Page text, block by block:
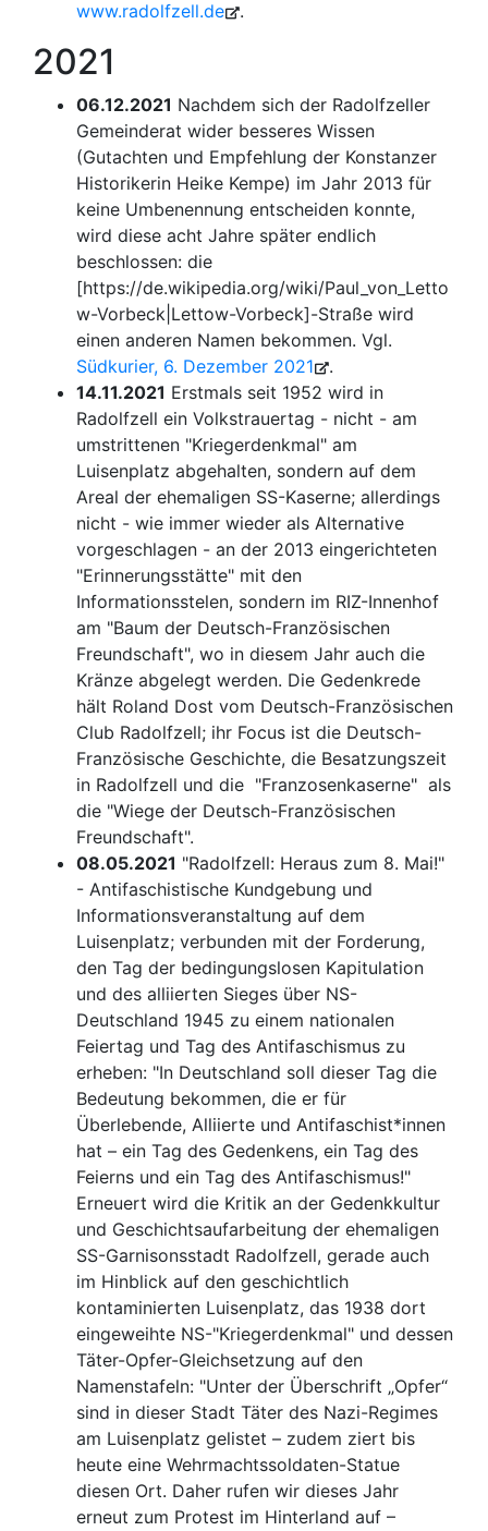
www.radolfzell.de .
2021
06.12.2021 Nachdem sich der Radolfzeller
Gemeinderat wider besseres Wissen
(Gutachten und Empfehlung der Konstanzer
Historikerin Heike Kempe) im Jahr 2013 für
keine Umbenennung entscheiden konnte,
wird diese acht Jahre später endlich
beschlossen: die
[https://de.wikipedia.org/wiki/Paul_von_Letto
w-Vorbeck|Lettow-Vorbeck]-Straße wird
einen anderen Namen bekommen. Vgl.
Südkurier, 6. Dezember 2021
.
14.11.2021 Erstmals seit 1952 wird in
Radolfzell ein Volkstrauertag - nicht - am
umstrittenen "Kriegerdenkmal" am
Luisenplatz abgehalten, sondern auf dem
Areal der ehemaligen SS-Kaserne; allerdings
nicht - wie immer wieder als Alternative
vorgeschlagen - an der 2013 eingerichteten
"Erinnerungsstätte" mit den
Informationsstelen, sondern im RIZ-Innenhof
am "Baum der Deutsch-Französischen
Freundschaft", wo in diesem Jahr auch die
Kränze abgelegt werden. Die Gedenkrede
hält Roland Dost vom Deutsch-Französischen
Club Radolfzell; ihr Focus ist die Deutsch-
Französische Geschichte, die Besatzungszeit
in Radolfzell und die "Franzosenkaserne" als
die "Wiege der Deutsch-Französischen
Freundschaft".
08.05.2021 "Radolfzell: Heraus zum 8. Mai!"
- Antifaschistische Kundgebung und
Informationsveranstaltung auf dem
Luisenplatz; verbunden mit der Forderung,
den Tag der bedingungslosen Kapitulation
und des alliierten Sieges über NS-
Deutschland 1945 zu einem nationalen
Feiertag und Tag des Antifaschismus zu
erheben: "In Deutschland soll dieser Tag die
Bedeutung bekommen, die er für
Überlebende, Alliierte und Antifaschist*innen
hat – ein Tag des Gedenkens, ein Tag des
Feierns und ein Tag des Antifaschismus!"
Erneuert wird die Kritik an der Gedenkkultur
und Geschichtsaufarbeitung der ehemaligen
SS-Garnisonsstadt Radolfzell, gerade auch
im Hinblick auf den geschichtlich
kontaminierten Luisenplatz, das 1938 dort
eingeweihte NS-"Kriegerdenkmal" und dessen
Täter-Opfer-Gleichsetzung auf den
Namenstafeln: "Unter der Überschrift „Opfer“
sind in dieser Stadt Täter des Nazi-Regimes
am Luisenplatz gelistet – zudem ziert bis
heute eine Wehrmachtssoldaten-Statue
diesen Ort. Daher rufen wir dieses Jahr
erneut zum Protest im Hinterland auf –